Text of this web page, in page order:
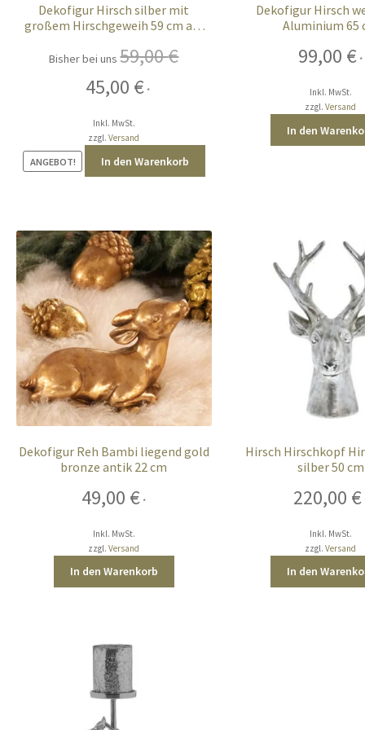
Dekofigur Hirsch silber mit
großem Hirschgeweih 59 cm auf
Bisher bei uns 59,00€
Ursprünglicher
Preis
59,00 €
45,00 €Aktueller
Preis
*
Inkl. MwSt.
zzgl.Versand
ANGEBOT! In den Warenkorb
Dekofigur Hirsch
Aluminium 65
99,00 € *
Inkl. MwSt.
zzgl.Versand
In den
Dekofigur Reh Bambi liegend gold
bronze antik 22 cm
49,00 € *
Inkl. MwSt.
zzgl.Versand
In den Warenkorb
Hirsch Hirschkopf
silber 50 cm
220,00 €
Inkl. MwSt.
zzgl.Versand
In den